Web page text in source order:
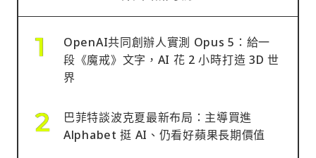
OpenAI共同創辦人實測 Opus 5：給一
段《魔戒》文字，AI 花 2 小時打造 3D 世
界
巴菲特談波克夏最新布局：主導買進
Alphabet 挺 AI、仍看好蘋果長期價值